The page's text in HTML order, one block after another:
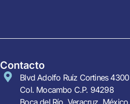
Contacto
Blvd Adolfo Ruíz Cortines 4300
Col. Mocambo C.P. 94298
Boca del Río, Veracruz. México